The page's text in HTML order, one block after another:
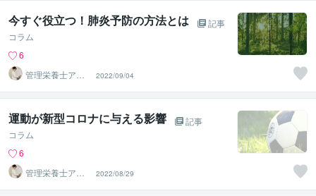
今すぐ役立つ！肺炎予防の方法とは
記事
コラム
6
管理栄養士アオ
イ 村中一帆ママ
が楽する食
2022/09/04
運動が新型コロナに与える影響
記事
コラム
6
管理栄養士アオ
イ 村中一帆ママ
が楽する食
2022/08/29